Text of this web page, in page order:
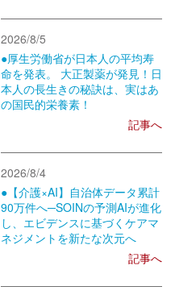
2026/8/5
●厚生労働省が日本人の平均寿
命を発表。 大正製薬が発見！日
本人の長生きの秘訣は、実はあ
の国民的栄養素！
記事へ
2026/8/4
●【介護×AI】自治体データ累計
90万件へ─SOINの予測AIが進化
し、エビデンスに基づくケアマ
ネジメントを新たな次元へ
記事へ